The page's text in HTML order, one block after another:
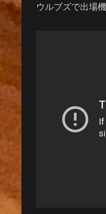
ウルブズで出場